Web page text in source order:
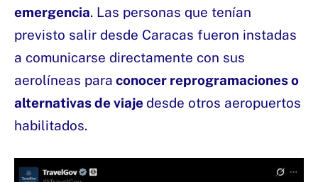
emergencia. Las personas que tenían
previsto salir desde Caracas fueron instadas
a comunicarse directamente con sus
aerolíneas para conocer reprogramaciones o
alternativas de viaje desde otros aeropuertos
habilitados.